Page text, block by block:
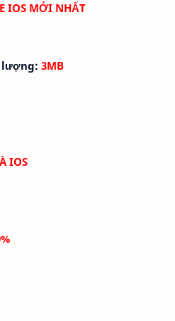
IOS MỚI NHẤT
lượng: 3MB
IOS